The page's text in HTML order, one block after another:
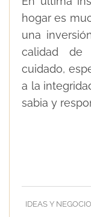
hogar es
una
calidad de
cuidado,
a la
sabia y
IDEAS Y